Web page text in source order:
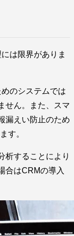
は限界がありま
のシステムでは
せん。また、スマ
漏えい防止のため
す。
析することにより
合はCRMの導入